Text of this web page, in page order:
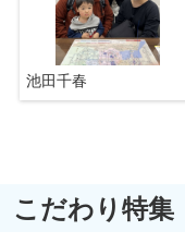
池田千春
こだわり特集